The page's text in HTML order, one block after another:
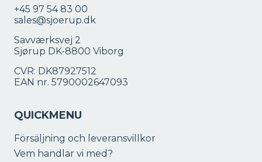
+45 97 54 83 00
sales@sjoerup.dk
Savværksvej 2
Sjørup DK-8800 Viborg
CVR: DK87927512
EAN nr. 5790002647093
QUICKMENU
Försäljning och leveransvillkor
Vem handlar vi med?